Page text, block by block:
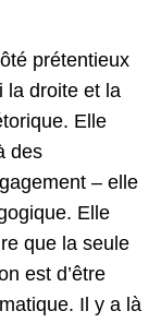
prétentieux
la droite et la
Elle
des
– elle
Elle
que la seule
est d’être
Il y a là